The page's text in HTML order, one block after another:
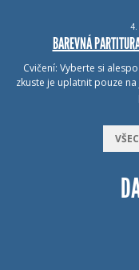
4.
BAREVNÁ
Cvičení: Vyberte si
zkuste je uplatnit pouze